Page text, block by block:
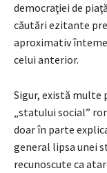
democraţiei de
căutări ezitante
aproximativ
celui anterior.
Sigur, există multe
„statului social”
doar în parte
general lipsa unei
recunoscute ca